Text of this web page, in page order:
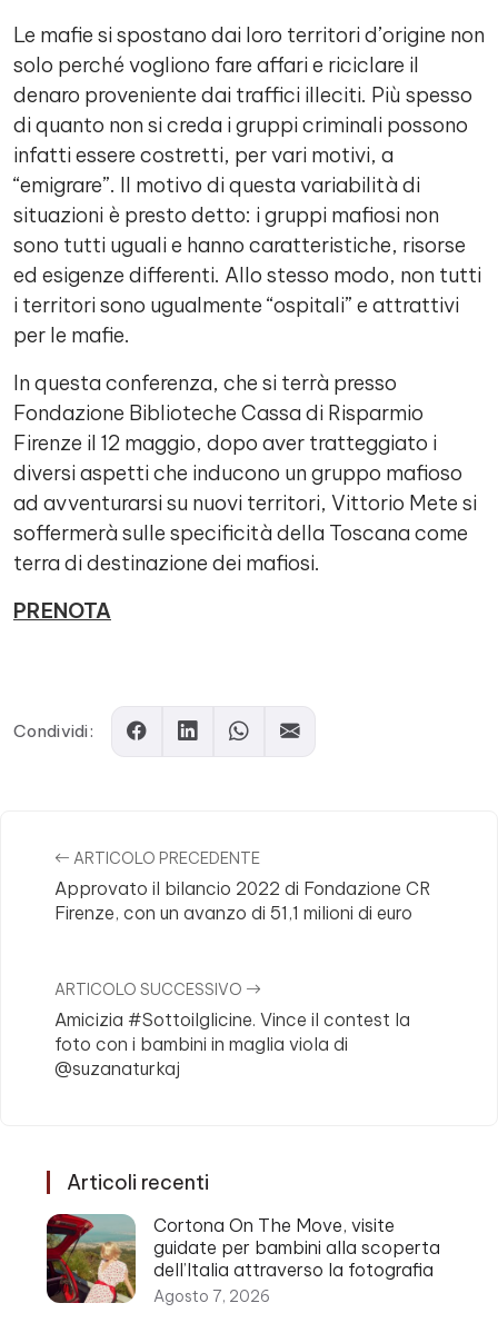
Le mafie si spostano dai loro territori d’origine non
solo perché vogliono fare affari e riciclare il
denaro proveniente dai traffici illeciti. Più spesso
di quanto non si creda i gruppi criminali possono
infatti essere costretti, per vari motivi, a
“emigrare”. Il motivo di questa variabilità di
situazioni è presto detto: i gruppi mafiosi non
sono tutti uguali e hanno caratteristiche, risorse
ed esigenze differenti. Allo stesso modo, non tutti
i territori sono ugualmente “ospitali” e attrattivi
per le mafie.
In questa conferenza, che si terrà presso
Fondazione Biblioteche Cassa di Risparmio
Firenze il 12 maggio, dopo aver tratteggiato i
diversi aspetti che inducono un gruppo mafioso
ad avventurarsi su nuovi territori, Vittorio Mete si
soffermerà sulle specificità della Toscana come
terra di destinazione dei mafiosi.
PRENOTA
Comments
Condividi:
ARTICOLO PRECEDENTE
Approvato il bilancio 2022 di Fondazione CR
Firenze, con un avanzo di 51,1 milioni di euro
ARTICOLO SUCCESSIVO
Amicizia #Sottoilglicine. Vince il contest la
foto con i bambini in maglia viola di
@suzanaturkaj
Articoli recenti
Cortona On The Move, visite
guidate per bambini alla scoperta
dell’Italia attraverso la fotografia
Agosto 7, 2026